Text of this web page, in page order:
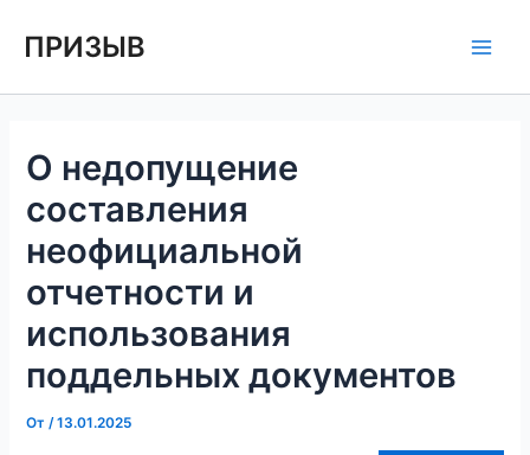
ПРИЗЫВ
О недопущение
составления
неофициальной
отчетности и
использования
поддельных документов
От /13.01.2025
по